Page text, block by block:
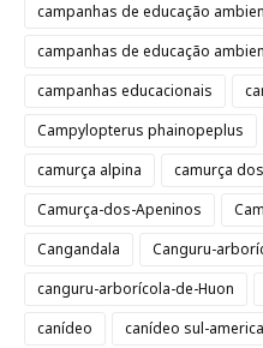
campanhas de educação
campanhas de educação
campanhas educacionais
Campylopterus phainopeplus
camurça alpina
camurça
Camurça-dos-Apeninos
Cangandala
Canguru-
canguru-arborícola-de-Huon
canídeo
canídeo sul-